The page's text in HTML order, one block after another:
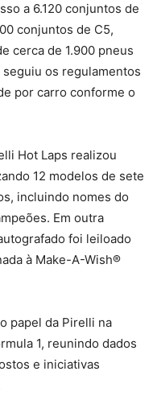
a 6.120 conjuntos de
conjuntos de C5,
cerca de 1.900 pneus
os regulamentos
por carro conforme o
Hot Laps realizou
12 modelos de sete
incluindo nomes do
Em outra
foi leiloado
à Make-A-Wish®
papel da Pirelli na
1, reunindo dados
e iniciativas